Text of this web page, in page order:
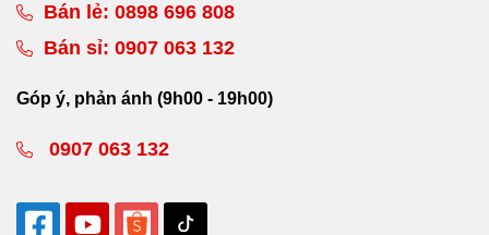
Bán lẻ: 0898 696 808
Bán sỉ: 0907 063 132
Góp ý, phản ánh (9h00 - 19h00)
0907 063 132